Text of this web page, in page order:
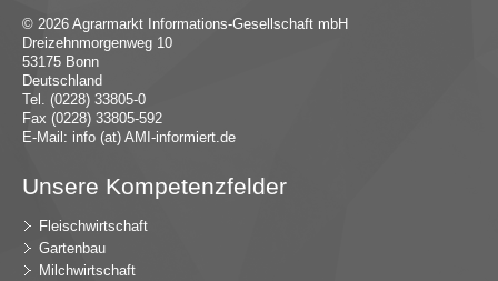
© 2026 Agrarmarkt Informations-Gesellschaft mbH
Dreizehnmorgenweg 10
53175 Bonn
Deutschland
Tel. (0228) 33805-0
Fax (0228) 33805-592
E-Mail: info (at) AMI-informiert.de
Unsere Kompetenzfelder
Fleischwirtschaft
Gartenbau
Milchwirtschaft